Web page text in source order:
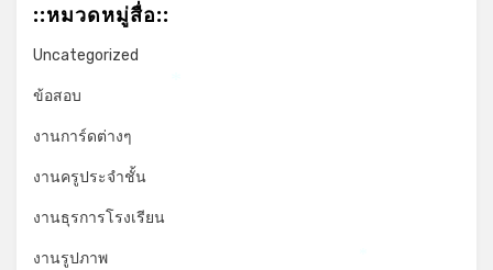
::หมวดหมู่สื่อ::
Uncategorized
ข้อสอบ
งานการ์ดต่างๆ
งานครูประจำชั้น
งานธุรการโรงเรียน
งานรูปภาพ